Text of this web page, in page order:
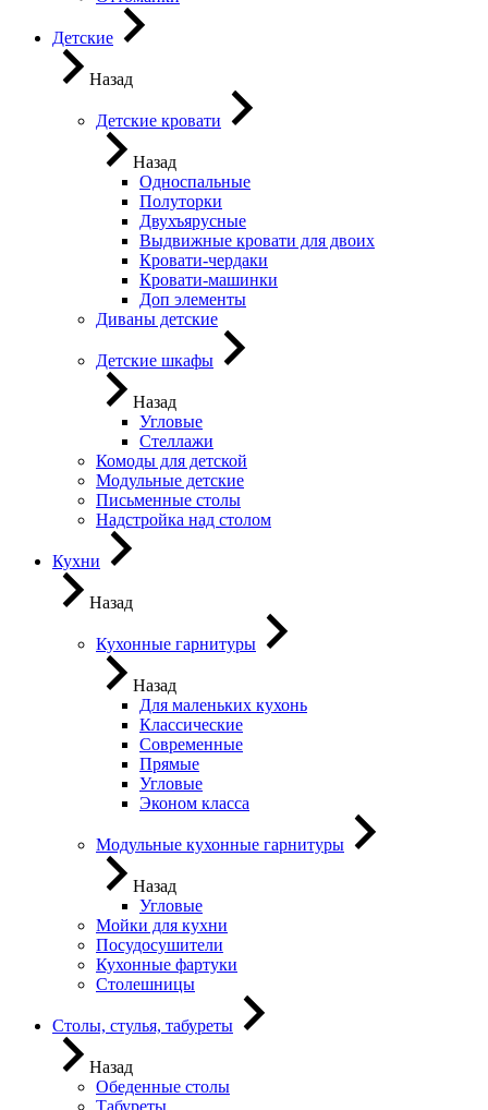
Детские
Назад
Детские кровати
Назад
Односпальные
Полуторки
Двухъярусные
Выдвижные кровати для двоих
Кровати-чердаки
Кровати-машинки
Доп элементы
Диваны детские
Детские шкафы
Назад
Угловые
Стеллажи
Комоды для детской
Модульные детские
Письменные столы
Надстройка над столом
Кухни
Назад
Кухонные гарнитуры
Назад
Для маленьких кухонь
Классические
Современные
Прямые
Угловые
Эконом класса
Модульные кухонные гарнитуры
Назад
Угловые
Мойки для кухни
Посудосушители
Кухонные фартуки
Столешницы
Столы, стулья, табуреты
Назад
Обеденные столы
Табуреты